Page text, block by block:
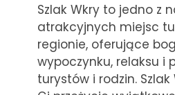
Szlak Wkry to jedno z
atrakcyjnych miejsc
regionie, oferujące
wypoczynku, relaksu i
turystów i rodzin.